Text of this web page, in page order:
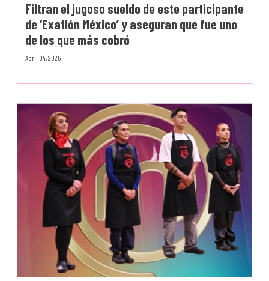
Filtran el jugoso sueldo de este participante
de ‘Exatlón México’ y aseguran que fue uno
de los que más cobró
Abril 04, 2025